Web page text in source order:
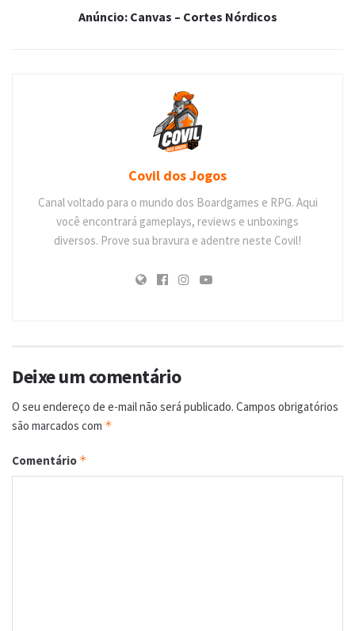
Anúncio: Canvas – Cortes Nórdicos
Covil dos Jogos
Canal voltado para o mundo dos Boardgames e RPG. Aqui
você encontrará gameplays, reviews e unboxings
diversos. Prove sua bravura e adentre neste Covil!
Deixe um comentário
O seu endereço de e-mail não será publicado. Campos obrigatórios
são marcados com *
Comentário *